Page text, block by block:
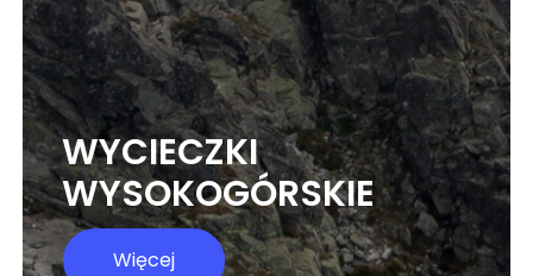
WYCIECZKI
WYSOKOGÓRSKIE
Więcej